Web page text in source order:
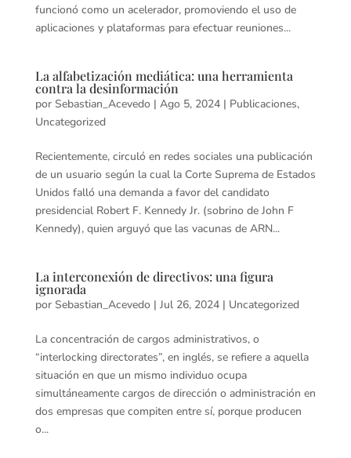
funcionó como un acelerador, promoviendo el uso de
aplicaciones y plataformas para efectuar reuniones...
La alfabetización mediática: una herramienta
contra la desinformación
por Sebastian_Acevedo| Ago 5, 2024| Publicaciones,
Uncategorized
Recientemente, circuló en redes sociales una publicación
de un usuario según la cual la Corte Suprema de Estados
Unidos falló una demanda a favor del candidato
presidencial Robert F. Kennedy Jr. (sobrino de John F
Kennedy), quien arguyó que las vacunas de ARN...
La interconexión de directivos: una figura
ignorada
por Sebastian_Acevedo| Jul 26, 2024| Uncategorized
La concentración de cargos administrativos, o
“interlocking directorates”, en inglés, se refiere a aquella
situación en que un mismo individuo ocupa
simultáneamente cargos de dirección o administración en
dos empresas que compiten entre sí, porque producen
o...